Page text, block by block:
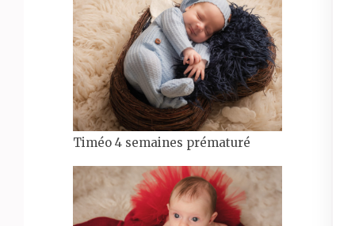
Timéo 4 semaines prématuré